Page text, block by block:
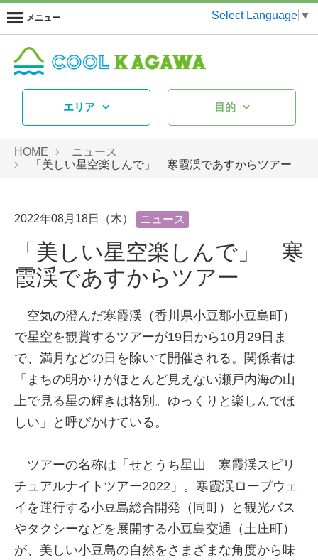
メニュー Select Language ▼
エリア 目的
HOME
ニュース
「美しい星空楽しんで」 寒霞渓であすからツアー
2022年08月18日（木） ニュース
「美しい星空楽しんで」 寒
霞渓であすからツアー
空気の澄んだ寒霞渓（香川県小豆郡小豆島町）
で星空を観賞するツアーが19日から10月29日ま
で、満月などの日を除いて開催される。関係者は
「まちの明かりがほとんど見えない瀬戸内海の山
上で見る星の輝きは格別。ゆっくりと楽しんでほ
しい」と呼びかけている。
ツアーの名称は「せとうち星山 寒霞渓スピリ
チュアルナイトツアー2022」。寒霞渓ロープウェ
イを運行する小豆島総合開発（同町）と観光バス
やタクシーなどを展開する小豆島交通（土庄町）
が、美しい小豆島の自然をさまざまな角度から味